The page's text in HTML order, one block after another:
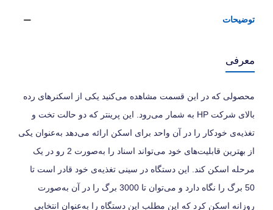
توضیحات
معرفی
محصولی که در این قسمت مشاهده می‌کنید یکی از اسکنرهای رده
بالای شرکت HP به شمار می‌رود. این پرینتر که دو حالت تخت و
تغذیه‌ی خودکار را در آن واحد برای اسکن ارائه می‌دهد به‌عنوان یکی
از بهترین قابلیت‌های خود می‌تواند اسناد را به‌صورت 2 رو در یک
مرحله اسکن کند. این دستگاه در سینی تغذیه‌ی خود قادر است تا
50 برگ را نگاه دارد و می‌توان تا 3000 برگ را در آن به‌صورت
روزانه اسکن کرد که این مطلب این دستگاه را به‌عنوان انتخابی